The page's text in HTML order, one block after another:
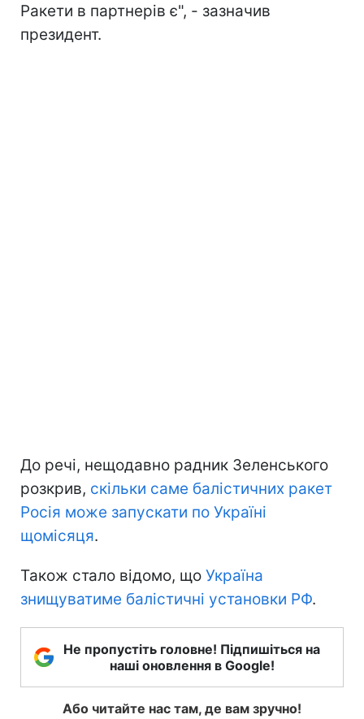
Ракети в партнерів є", - зазначив
президент.
До речі, нещодавно радник Зеленського
розкрив, скільки саме балістичних ракет
Росія може запускати по Україні
щомісяця.
Також стало відомо, що Україна
знищуватиме балістичні установки РФ.
Не пропустіть головне! Підпишіться на
наші оновлення в Google!
Або читайте нас там, де вам зручно!